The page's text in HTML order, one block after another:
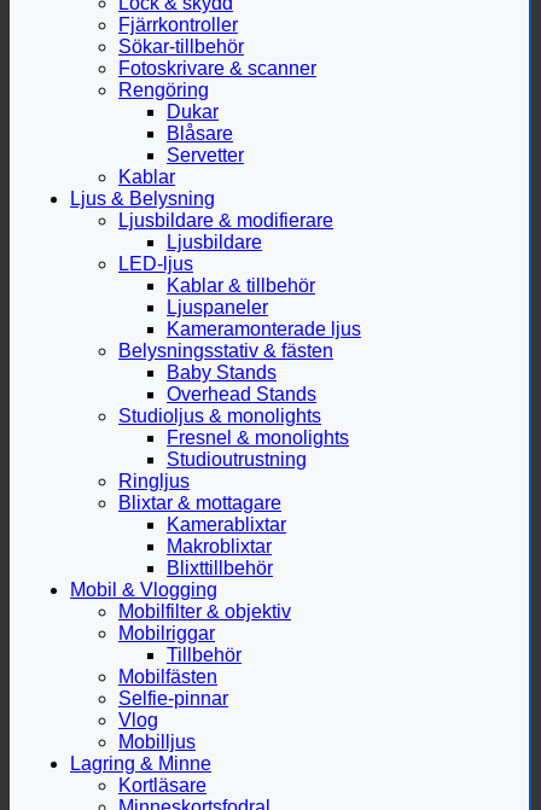
Fjärrkontroller
Sökar-tillbehör
Fotoskrivare & scanner
Rengöring
Dukar
Blåsare
Servetter
Kablar
Ljus & Belysning
Ljusbildare & modifierare
Ljusbildare
LED-ljus
Kablar & tillbehör
Ljuspaneler
Kameramonterade ljus
Belysningsstativ & fästen
Baby Stands
Overhead Stands
Studioljus & monolights
Fresnel & monolights
Studioutrustning
Ringljus
Blixtar & mottagare
Kamerablixtar
Makroblixtar
Blixttillbehör
Mobil & Vlogging
Mobilfilter & objektiv
Mobilriggar
Tillbehör
Mobilfästen
Selfie-pinnar
Vlog
Mobilljus
Lagring & Minne
Kortläsare